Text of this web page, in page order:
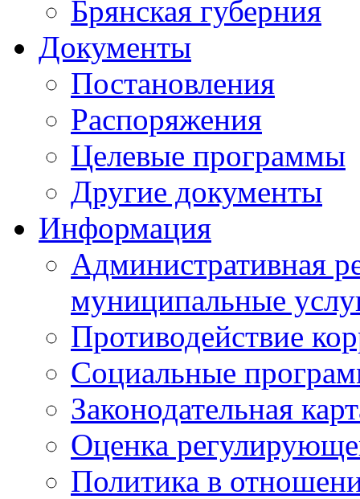
Брянская губерния
Документы
Постановления
Распоряжения
Целевые программы
Другие документы
Информация
Административная
муниципальные
Противодействие
Социальные
Законодательная
Оценка
Политика в